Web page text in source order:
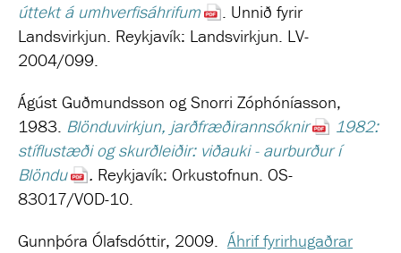
úttekt á umhverfisáhrifum
. Unnið fyrir
Landsvirkjun. Reykjavík: Landsvirkjun. LV-
2004/099.
Ágúst Guðmundsson og Snorri Zóphóníasson,
1983. Blönduvirkjun, jarðfræðirannsóknir
1982:
stíflustæði og skurðleiðir: viðauki - aurburður í
Blöndu
. Reykjavík: Orkustofnun. OS-
83017/VOD-10.
Gunnþóra Ólafsdóttir, 2009. Áhrif fyrirhugaðrar